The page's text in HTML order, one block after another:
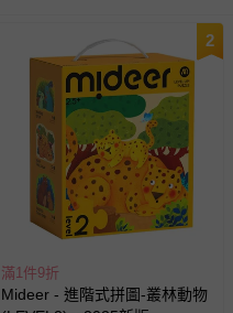
2
滿1件9折
Mideer - 進階式拼圖-叢林動物